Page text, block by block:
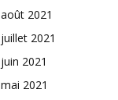
août 2021
juillet 2021
juin 2021
mai 2021